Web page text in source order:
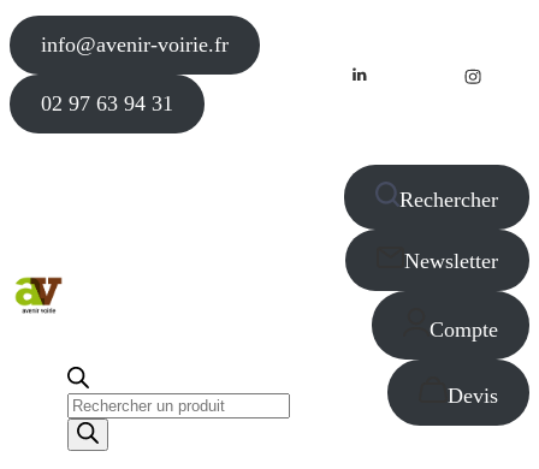
info@avenir-voirie.fr
02 97 63 94 31
Recherche
de
produits
Rechercher
Newsletter
Compte
Devis